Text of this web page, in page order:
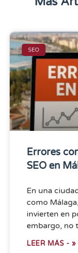
Errores
En una
invierten en
embargo, no
LEER MÁS - »